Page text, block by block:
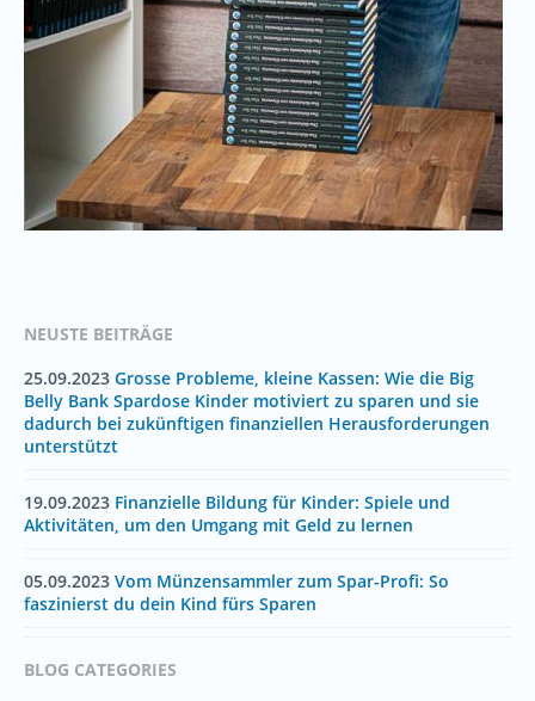
NEUSTE BEITRÄGE
25.09.2023 Grosse Probleme, kleine Kassen: Wie die Big
Belly Bank Spardose Kinder motiviert zu sparen und sie
dadurch bei zukünftigen finanziellen Herausforderungen
unterstützt
19.09.2023 Finanzielle Bildung für Kinder: Spiele und
Aktivitäten, um den Umgang mit Geld zu lernen
05.09.2023 Vom Münzensammler zum Spar-Profi: So
faszinierst du dein Kind fürs Sparen
BLOG CATEGORIES